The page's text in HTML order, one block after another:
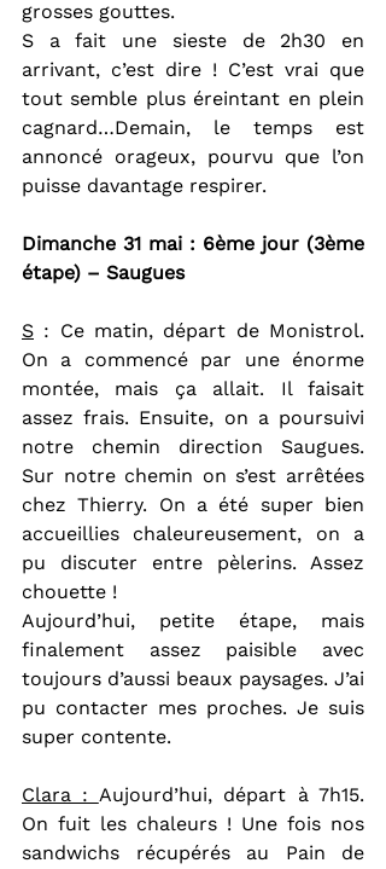
grosses gouttes.
S a fait une sieste de 2h30 en
arrivant, c’est dire ! C’est vrai que
tout semble plus éreintant en plein
cagnard…Demain, le temps est
annoncé orageux, pourvu que l’on
puisse davantage respirer.
Dimanche 31 mai : 6ème jour (3ème
étape) – Saugues
S : Ce matin, départ de Monistrol.
On a commencé par une énorme
montée, mais ça allait. Il faisait
assez frais. Ensuite, on a poursuivi
notre chemin direction Saugues.
Sur notre chemin on s’est arrêtées
chez Thierry. On a été super bien
accueillies chaleureusement, on a
pu discuter entre pèlerins. Assez
chouette !
Aujourd’hui, petite étape, mais
finalement assez paisible avec
toujours d’aussi beaux paysages. J’ai
pu contacter mes proches. Je suis
super contente.
Clara : Aujourd’hui, départ à 7h15.
On fuit les chaleurs ! Une fois nos
sandwichs récupérés au Pain de